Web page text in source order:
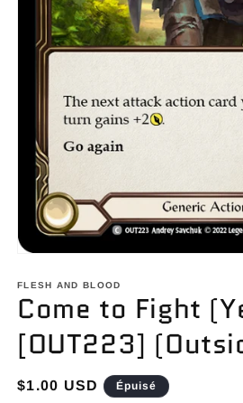
média
1
dans
fenêtre
modale
FLESH AND BLOOD
Come to Fight
[OUT223]
Prix
$1.00 USD Épuisé